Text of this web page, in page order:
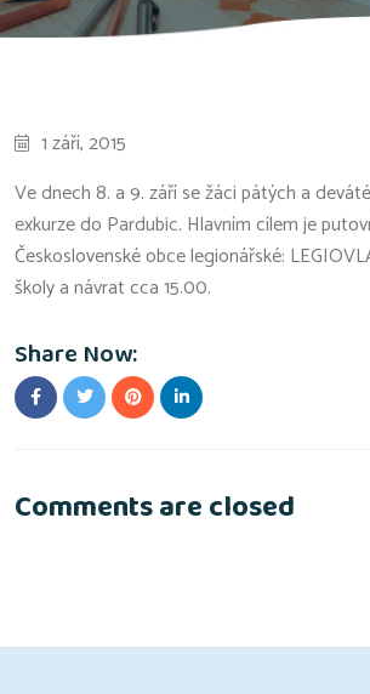
1 září, 2015
Ve dnech 8. a 9. září se žáci pátých a
exkurze do Pardubic. Hlavním cílem je
Československé obce legionářské:
školy a návrat cca 15.00.
Share Now:
Comments are closed